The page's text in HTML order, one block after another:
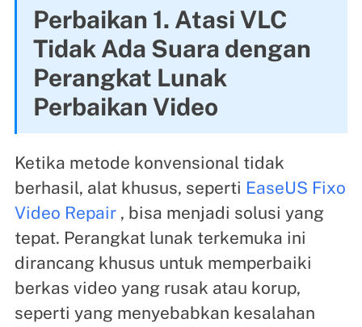
Perbaikan 1. Atasi VLC
Tidak Ada Suara dengan
Perangkat Lunak
Perbaikan Video
Ketika metode konvensional tidak
berhasil, alat khusus, seperti EaseUS Fixo
Video Repair, bisa menjadi solusi yang
tepat. Perangkat lunak terkemuka ini
dirancang khusus untuk memperbaiki
berkas video yang rusak atau korup,
seperti yang menyebabkan kesalahan